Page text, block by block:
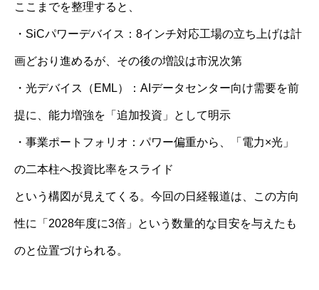
ここまでを整理すると、
・SiCパワーデバイス：8インチ対応工場の立ち上げは計
画どおり進めるが、その後の増設は市況次第
・光デバイス（EML）：AIデータセンター向け需要を前
提に、能力増強を「追加投資」として明示
・事業ポートフォリオ：パワー偏重から、「電力×光」
の二本柱へ投資比率をスライド
という構図が見えてくる。今回の日経報道は、この方向
性に「2028年度に3倍」という数量的な目安を与えたも
のと位置づけられる。